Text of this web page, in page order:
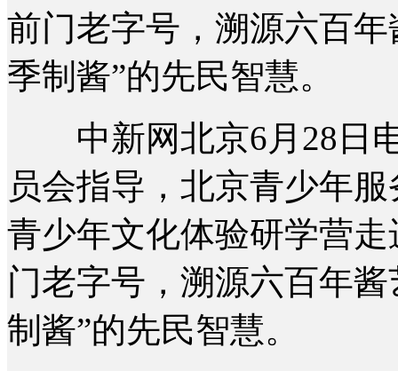
前门老字号，溯源六百
季制酱”的先民智慧。
中新网北京6月28日电
员会指导，北京青少年
青少年文化体验研学营
门老字号，溯源六百年
制酱”的先民智慧。